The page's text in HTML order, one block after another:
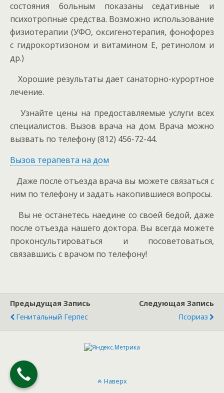
состояния больным показаны седативные и
психотропные средства. Возможно использование
физиотерапии (УФО, оксигенотерапия, фонофорез
с гидрокортизоном и витамином Е, ретинолом и
др.)
Хорошие результаты дает санаторно-курортное
лечение.
Узнайте цены на предоставляемые услуги всех
специалистов. Вызов врача на дом. Врача можно
вызвать по телефону (812) 456-72-44.
Вызов терапевта на дом
Даже после отъезда врача вы можете связаться с
ним по телефону и задать накопившиеся вопросы.
Вы не останетесь наедине со своей бедой, даже
после отъезда нашего доктора. Вы всегда можете
проконсультироваться и посоветоваться,
связавшись с врачом по телефону!
Предыдущая Запись
Генитальный Герпес
Следующая Запись
Псориаз
Наверх